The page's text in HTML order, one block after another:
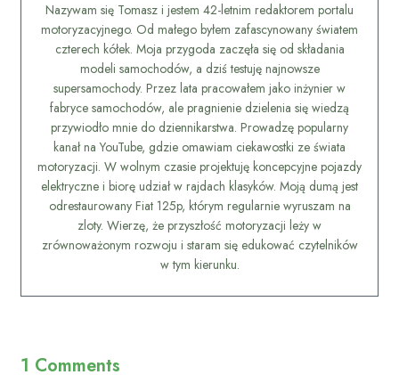
Nazywam się Tomasz i jestem 42-letnim redaktorem portalu
motoryzacyjnego. Od małego byłem zafascynowany światem
czterech kółek. Moja przygoda zaczęła się od składania
modeli samochodów, a dziś testuję najnowsze
supersamochody. Przez lata pracowałem jako inżynier w
fabryce samochodów, ale pragnienie dzielenia się wiedzą
przywiodło mnie do dziennikarstwa. Prowadzę popularny
kanał na YouTube, gdzie omawiam ciekawostki ze świata
motoryzacji. W wolnym czasie projektuję koncepcyjne pojazdy
elektryczne i biorę udział w rajdach klasyków. Moją dumą jest
odrestaurowany Fiat 125p, którym regularnie wyruszam na
zloty. Wierzę, że przyszłość motoryzacji leży w
zrównoważonym rozwoju i staram się edukować czytelników
w tym kierunku.
1 Comments